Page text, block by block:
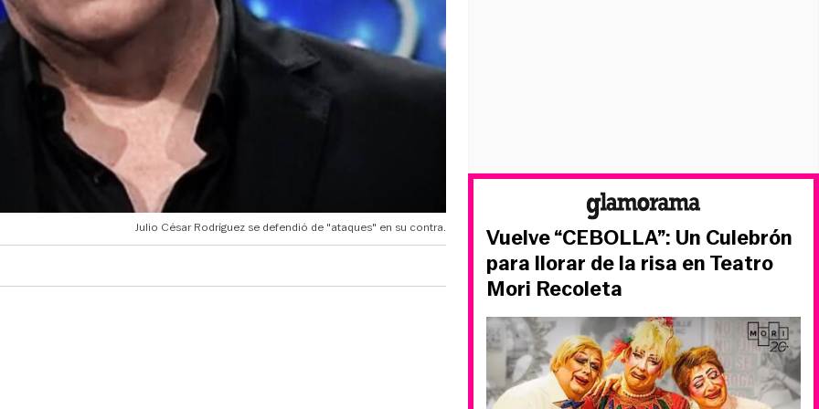
Julio César Rodríguez se defendió de "ataques" en su contra.
Vuelve “CEBOLLA”: Un Culebrón
para llorar de la risa en Teatro
Mori Recoleta